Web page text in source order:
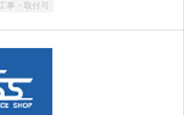
事・取付可